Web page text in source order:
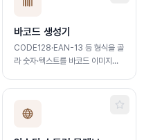
바코드 생성기
CODE128·EAN-13 등 형식을 골
라 숫자·텍스트를 바코드 이미지로